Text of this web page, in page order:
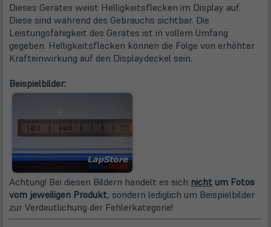
Dieses Gerätes weist Helligkeitsflecken im Display auf.
Diese sind während des Gebrauchs sichtbar. Die
Leistungsfähigkeit des Gerätes ist in vollem Umfang
gegeben. Helligkeitsflecken können die Folge von erhöhter
Krafteinwirkung auf den Displaydeckel sein.
Beispielbilder:
Achtung! Bei diesen Bildern handelt es sich nicht um Fotos
vom jeweiligen Produkt, sondern lediglich um Beispielbilder
zur Verdeutlichung der Fehlerkategorie!